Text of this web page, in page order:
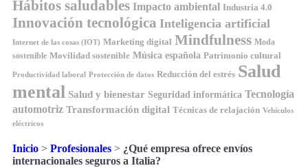
Hábitos saludables Impacto ambiental Industria 4.0
Innovación tecnológica Inteligencia artificial
Internet de las cosas (IOT) Marketing digital Mindfulness Moda
sostenible Movilidad sostenible Música española Patrimonio cultural
Productividad laboral Protección de datos Reducción del estrés Salud
mental Salud y bienestar Seguridad informática Tecnología
automotriz Transformación digital Técnicas de relajación Vehículos
eléctricos
Inicio > Profesionales > ¿Qué empresa ofrece envíos
internacionales seguros a Italia?